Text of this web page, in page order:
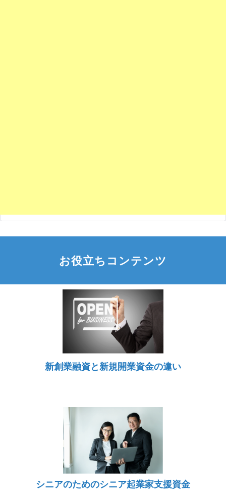
お役立ちコンテンツ
新創業融資と新規開業資金の違い
シニアのためのシニア起業家支援資金